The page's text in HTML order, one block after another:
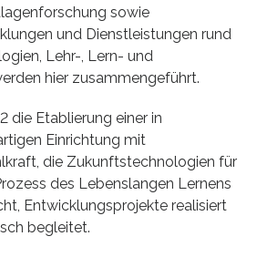
sowie
und Dienstleistungen rund
Lehr-, Lern- und
hier zusammengeführt.
die Etablierung einer in
Einrichtung mit
die Zukunftstechnologien für
des Lebenslangen Lernens
Entwicklungsprojekte realisiert
begleitet.